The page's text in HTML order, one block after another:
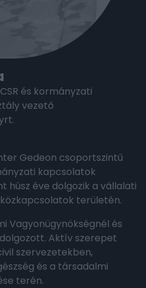
és kormányzati
vezető
Gedeon csoportszintű
kapcsolatok
húsz éve dolgozik a vállalati
területén.
Vagyonügynökségnél és
Aktív szerepet
szervezetekben,
és a társadalmi
terén.